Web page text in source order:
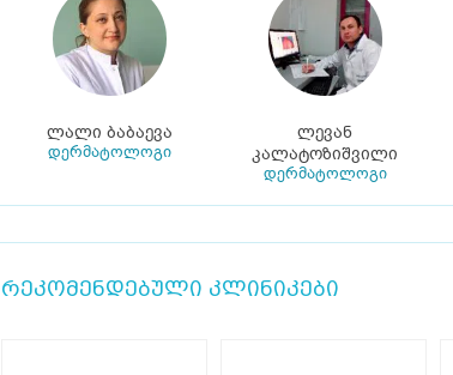
ლალი ბაბაევა
დერმატოლოგი
ლევან
კალატოზიშვილი
დერმატოლოგი
რეკომენდებული კლინიკები